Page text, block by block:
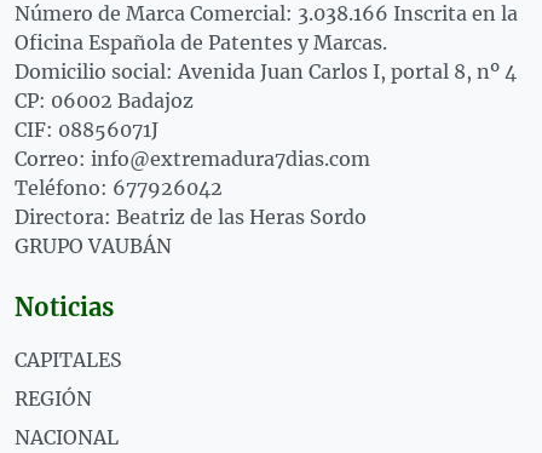
Número de Marca Comercial: 3.038.166 Inscrita en la
Oficina Española de Patentes y Marcas.
Domicilio social: Avenida Juan Carlos I, portal 8, nº 4
CP: 06002 Badajoz
CIF: 08856071J
Correo: info@extremadura7dias.com
Teléfono: 677926042
Directora: Beatriz de las Heras Sordo
GRUPO VAUBÁN
Noticias
CAPITALES
REGIÓN
NACIONAL